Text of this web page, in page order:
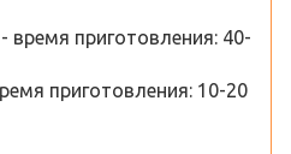
время приготовления: 40-
приготовления: 10-20